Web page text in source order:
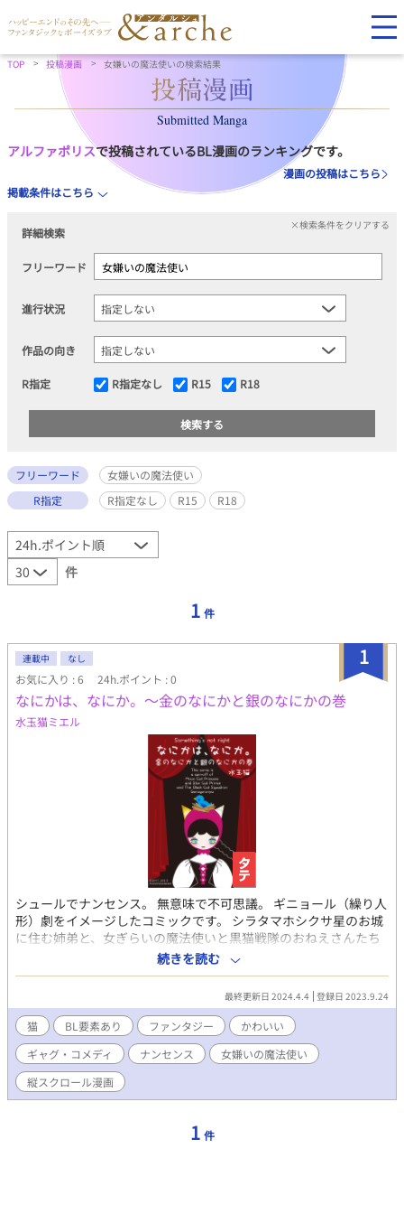
TOP 投稿漫画 女嫌いの魔法使いの検索結果
Submitted Manga
アルファポリスで投稿されているBL漫画のランキングです。
漫画の投稿はこちら
掲載条件はこちら
詳細検索
×検索条件をクリアする
フリーワード
進行状況
作品の向き
R指定 R指定なし R15 R18
フリーワード
女嫌いの魔法使い
R指定
R指定なし R15 R18
件
1 件
1
連載中 なし
お気に入り : 6 24h.ポイント : 0
なにかは、なにか。〜金のなにかと銀のなにかの巻
水玉猫ミエル
シュールでナンセンス。 無意味で不可思議。 ギニョール（繰り人
形）劇をイメージしたコミックです。 シラタマホシクサ星のお城
に住む姉弟と、女ぎらいの魔法使いと黒猫戦隊のおねえさんたち
のお話。 自作漫画『月猫姫と星猫王子』のスピンオフ作品『なに
かがおかしい１』の内容と題名を変更して、新たに縦スクロール
続きを読む
最終更新日 2024.4.4 登録日 2023.9.24
猫 BL要素あり ファンタジー
かわいい
ギャグ・コメディ
ナンセンス
女嫌いの魔法使い
縦スクロール漫画
1 件